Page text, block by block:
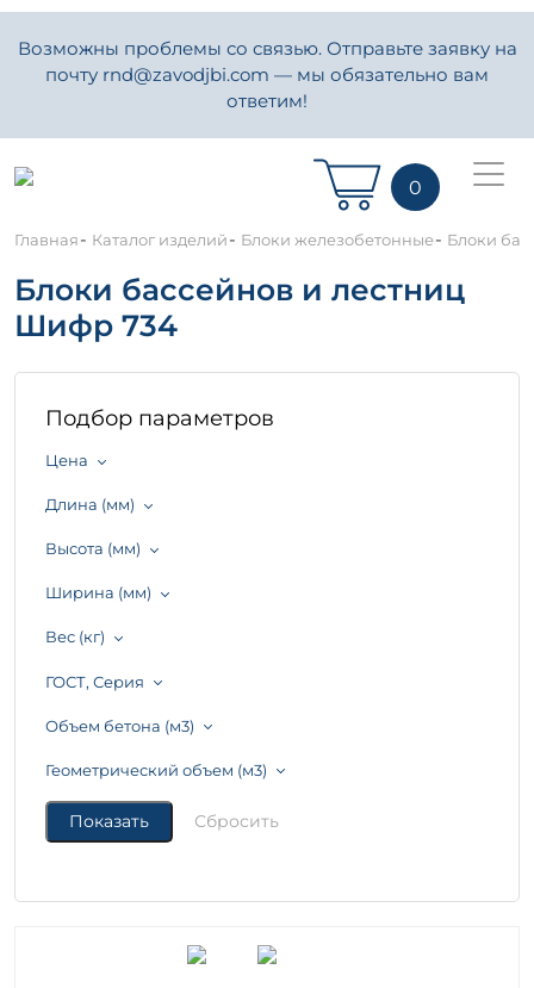
Возможны проблемы со связью. Отправьте заявку на
почту rnd@zavodjbi.com — мы обязательно вам
ответим!
0
Главная- Каталог изделий- Блоки железобетонные- Блоки
Блоки бассейнов и лестниц
Шифр 734
Подбор параметров
Цена
Длина (мм)
Высота (мм)
Ширина (мм)
Вес (кг)
ГОСТ, Серия
Объем бетона (м3)
Геометрический объем (м3)